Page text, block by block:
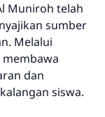
Muniroh telah
sumber
Melalui
dan
siswa.